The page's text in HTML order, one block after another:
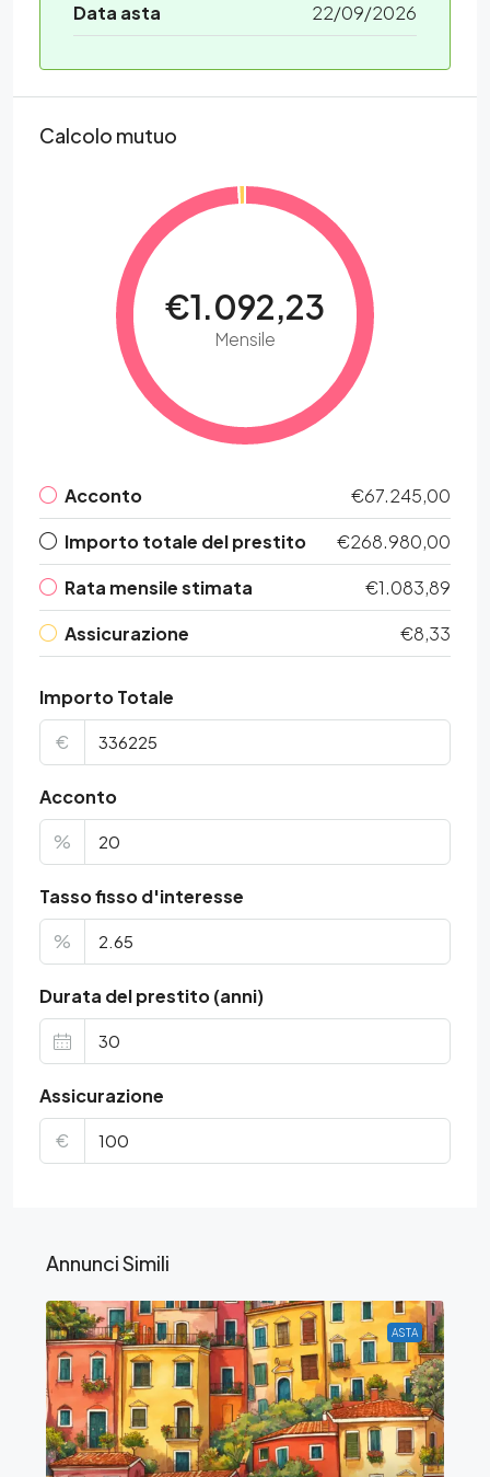
Data asta
22/09/2026
Calcolo mutuo
€1.092,23
Mensile
Acconto
€67.245,00
Importo totale del prestito
€268.980,00
Rata mensile stimata
€1.083,89
Assicurazione
€8,33
Importo Totale
€
Acconto
%
Tasso fisso d'interesse
%
Durata del prestito (anni)
Assicurazione
€
Annunci Simili
ASTA